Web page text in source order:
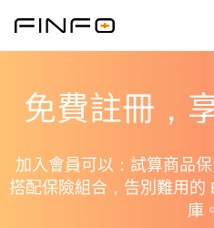
免費註冊，
加入會員可以：試算商品
搭配保險組合，告別難用的
庫。